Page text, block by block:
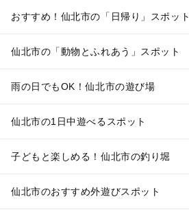
おすすめ！仙北市の「日帰り」スポット
仙北市の「動物とふれあう」スポット
雨の日でもOK！仙北市の遊び場
仙北市の1日中遊べるスポット
子どもと楽しめる！仙北市の釣り堀
仙北市のおすすめ外遊びスポット